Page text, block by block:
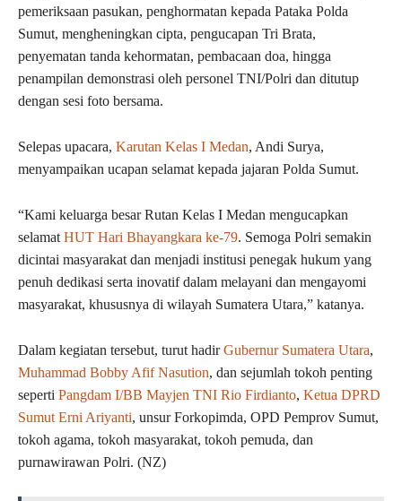
pemeriksaan pasukan, penghormatan kepada Pataka Polda
Sumut, mengheningkan cipta, pengucapan Tri Brata,
penyematan tanda kehormatan, pembacaan doa, hingga
penampilan demonstrasi oleh personel TNI/Polri dan ditutup
dengan sesi foto bersama.
Selepas upacara, Karutan Kelas I Medan, Andi Surya,
menyampaikan ucapan selamat kepada jajaran Polda Sumut.
“Kami keluarga besar Rutan Kelas I Medan mengucapkan
selamatHUT Hari Bhayangkara ke-79. Semoga Polri semakin
dicintai masyarakat dan menjadi institusi penegak hukum yang
penuh dedikasi serta inovatif dalam melayani dan mengayomi
masyarakat, khususnya di wilayah Sumatera Utara,” katanya.
Dalam kegiatan tersebut, turut hadirGubernur Sumatera Utara,
Muhammad Bobby Afif Nasution, dan sejumlah tokoh penting
seperti Pangdam I/BB Mayjen TNI Rio Firdianto, Ketua DPRD
Sumut Erni Ariyanti, unsur Forkopimda, OPD Pemprov Sumut,
tokoh agama, tokoh masyarakat, tokoh pemuda, dan
purnawirawan Polri. (NZ)